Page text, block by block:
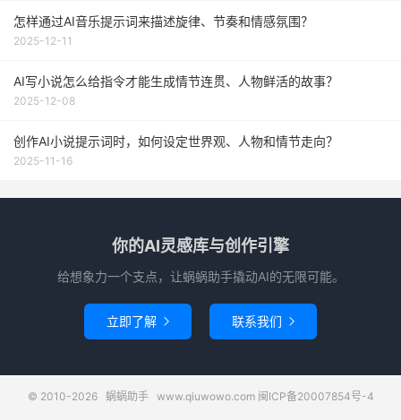
怎样通过AI音乐提示词来描述旋律、节奏和情感氛围？
2025-12-11
AI写小说怎么给指令才能生成情节连贯、人物鲜活的故事？
2025-12-08
创作AI小说提示词时，如何设定世界观、人物和情节走向？
2025-11-16
你的AI灵感库与创作引擎
给想象力一个支点，让蜗蜗助手撬动AI的无限可能。
立即了解  联系我们 
© 2010-2026 蜗蜗助手www.qiuwowo.com 闽ICP备20007854号-4